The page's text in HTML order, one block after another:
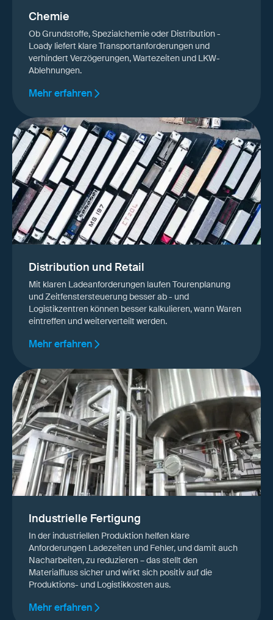
Chemie
Ob Grundstoffe, Spezialchemie oder Distribution -
Loady liefert klare Transportanforderungen und
verhindert Verzögerungen, Wartezeiten und LKW-
Ablehnungen.
Mehr erfahren
Distribution und Retail
Mit klaren Ladeanforderungen laufen Tourenplanung
und Zeitfenstersteuerung besser ab - und
Logistikzentren können besser kalkulieren, wann Waren
eintreffen und weiterverteilt werden.
Mehr erfahren
Industrielle Fertigung
In der industriellen Produktion helfen klare
Anforderungen Ladezeiten und Fehler, und damit auch
Nacharbeiten, zu reduzieren – das stellt den
Materialfluss sicher und wirkt sich positiv auf die
Produktions- und Logistikkosten aus.
Mehr erfahren